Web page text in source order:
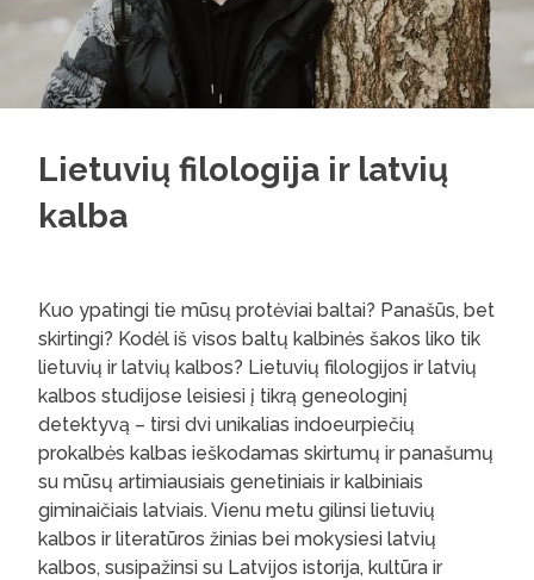
Lietuvių filologija ir latvių
kalba
Kuo ypatingi tie mūsų protėviai baltai? Panašūs, bet
skirtingi? Kodėl iš visos baltų kalbinės šakos liko tik
lietuvių ir latvių kalbos? Lietuvių filologijos ir latvių
kalbos studijose leisiesi į tikrą geneologinį
detektyvą – tirsi dvi unikalias indoeurpiečių
prokalbės kalbas ieškodamas skirtumų ir panašumų
su mūsų artimiausiais genetiniais ir kalbiniais
giminaičiais latviais. Vienu metu gilinsi lietuvių
kalbos ir literatūros žinias bei mokysiesi latvių
kalbos, susipažinsi su Latvijos istorija, kultūra ir